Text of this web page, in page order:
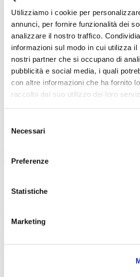
Utilizziamo i cookie per
annunci, per fornire funzionalità dei
analizzare il nostro traffico.
informazioni sul modo in cui utilizza il
nostri partner che si occupano di
pubblicità e social media, i quali
con altre informazioni che ha fornito
raccolto dal suo utilizzo dei loro
delNecessari
Preferenze
Statistiche
Marketing
TUTTE LE CATEGORIE DEL